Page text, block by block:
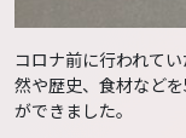
コロナ前に行われて
然や歴史、食材など
ができました。